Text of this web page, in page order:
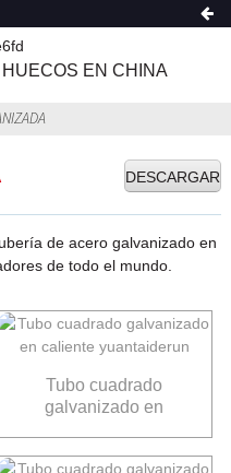
EN CHINA
DESCARGAR
de acero galvanizado en
de todo el mundo.
Tubo cuadrado
galvanizado en